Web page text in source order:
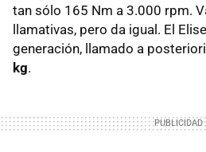
tan sólo 165 Nm a 3.000 rpm.
llamativas, pero da igual. El
generación, llamado a
kg.